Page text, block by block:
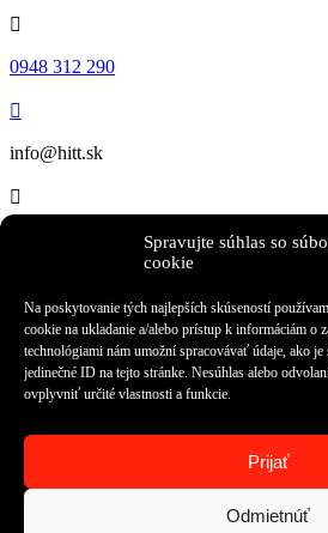
Spravujte súhlas so
cookie
Na poskytovanie tých najlepších skúseností
cookie na ukladanie a/alebo prístup k informáciám o
technológiami nám umožní spracovávať údaje, ako
jedinečné ID na tejto stránke. Nesúhlas alebo
ovplyvniť určité vlastnosti a funkcie.
Prijať
Odmietnúť

0948 312 290

info@hitt.sk

Meno
E-mailová adresa
Telefónne číslo
E-mailová správa
PPC Agentúra